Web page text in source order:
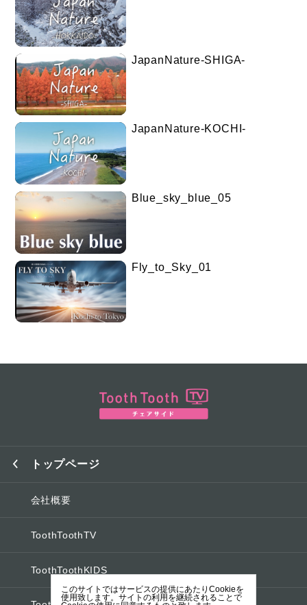
JapanNature-SHIGA-
JapanNature-KOCHI-
Blue_sky_blue_05
Fly_to_Sky_01
トップページ
会社概要
ToothToothTV
ToothToothKIDS
このサイトではサービスの提供にあたりCookieを
使用致します。サイトの利用を継続されることで